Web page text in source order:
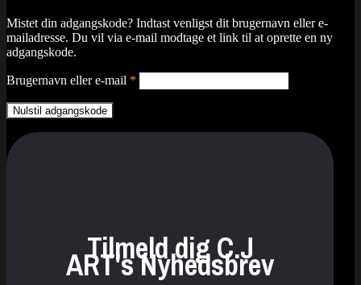
Mistet din adgangskode? Indtast venligst dit brugernavn eller e-
mailadresse. Du vil via e-mail modtage et link til at oprette en ny
adgangskode.
Brugernavn eller e-mail *
Nulstil adgangskode
Tilmeld dig C.J
ART's Nyhedsbrev